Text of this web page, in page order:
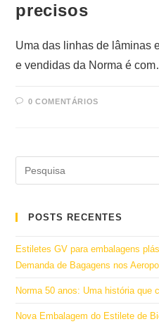
precisos
Uma das linhas de lâminas
e vendidas da Norma é
0 COMENTÁRIOS
POSTS RECENTES
Estiletes GV para embalagens
Demanda de Bagagens nos
Norma 50 anos: Uma história que
Nova Embalagem do Estilete de